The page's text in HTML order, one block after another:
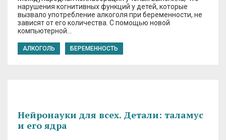
нарушения когнитивных функций у детей, которые
вызвало употребление алкоголя при беременности, не
зависят от его количества. С помощью новой
компьютерной…
АЛКОГОЛЬ БЕРЕМЕННОСТЬ
Нейронауки для всех. Детали: таламус
и его ядра